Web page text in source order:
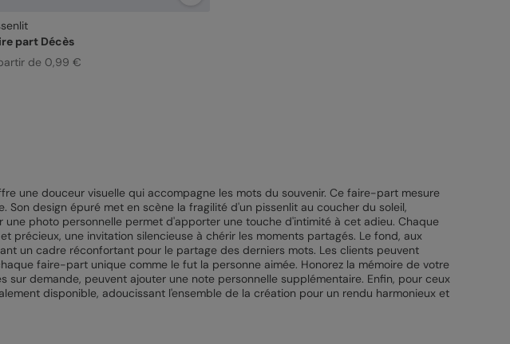
part Décès
de 0,99 €
une douceur visuelle qui accompagne les mots du souvenir. Ce faire-part mesure
design épuré met en scène la fragilité d'un pissenlit au coucher du soleil,
photo personnelle permet d'apporter une touche d'intimité à cet adieu. Chaque
précieux, une invitation silencieuse à chérir les moments partagés. Le fond, aux
un cadre réconfortant pour le partage des derniers mots. Les clients peuvent
faire-part unique comme le fut la personne aimée. Honorez la mémoire de votre
demande, peuvent ajouter une note personnelle supplémentaire. Enfin, pour ceux
disponible, adoucissant l'ensemble de la création pour un rendu harmonieux et